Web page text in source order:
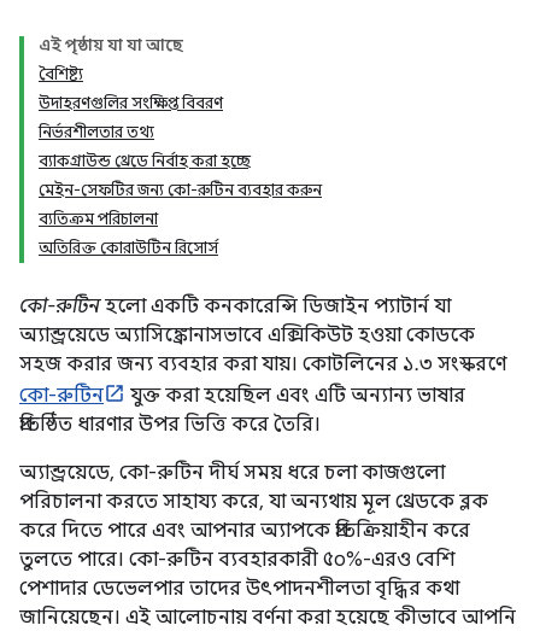
এই পৃষ্ঠায় যা যা আছে
বৈশিষ্ট্য
উদাহরণগুলির সংক্ষিপ্ত বিবরণ
নির্ভরশীলতার তথ্য
ব্যাকগ্রাউন্ড থ্রেডে নির্বাহ করা হচ্ছে
মেইন-সেফটির জন্য কো-রুটিন ব্যবহার করুন
ব্যতিক্রম পরিচালনা
অতিরিক্ত কোরাউটিন রিসোর্স
কো-রুটিনহলো একটি কনকারেন্সি ডিজাইন প্যাটার্ন যা
অ্যান্ড্রয়েডে অ্যাসিঙ্ক্রোনাসভাবে এক্সিকিউট হওয়া কোডকে
সহজ করার জন্য ব্যবহার করা যায়। কোটলিনের ১.৩ সংস্করণে
কো-রুটিন
যুক্ত করা হয়েছিল এবং এটি অন্যান্য ভাষার
প্রতিষ্ঠিত ধারণার উপর ভিত্তি করে তৈরি।
অ্যান্ড্রয়েডে, কো-রুটিন দীর্ঘ সময় ধরে চলা কাজগুলো
পরিচালনা করতে সাহায্য করে, যা অন্যথায় মূল থ্রেডকে ব্লক
করে দিতে পারে এবং আপনার অ্যাপকে প্রতিক্রিয়াহীন করে
তুলতে পারে। কো-রুটিন ব্যবহারকারী ৫০%-এরও বেশি
পেশাদার ডেভেলপার তাদের উৎপাদনশীলতা বৃদ্ধির কথা
জানিয়েছেন। এই আলোচনায় বর্ণনা করা হয়েছে কীভাবে আপনি